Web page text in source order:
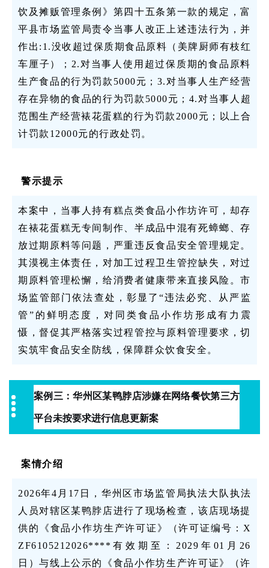
饮及摊贩管理条例》第四十五条第一款的规定，富
平县市场监管局责令当事人改正上述违法行为，并
作出:1.没收超过保质期食品原料（美牌厨师有枝红
车厘子）；2.对当事人使用超过保质期的食品原料
生产食品的行为罚款5000元；3.对当事人生产经营
存在异物的食品的行为罚款5000元；4.对当事人超
范围生产经营裱花蛋糕的行为罚款2000元；以上合
计罚款12000元的行政处罚。
警示提示
本案中，当事人持有糕点类食品小作坊许可，却存
在裱花蛋糕无专间制作、半成品中混有死蟑螂、存
放过期原料等问题，严重违反食品安全管理规定。
其漠视主体责任，对加工过程卫生管控缺失，对过
期原料管理松懈，给消费者健康带来直接风险。市
场监管部门依法查处，彰显了“违法必究、从严监
管”的鲜明态度，对同类食品小作坊形成有力震
慑，督促其严格落实过程管控与原料管理要求，切
实筑牢食品安全防线，保障群众饮食安全。
案例三：华州区某鸭脖店涉嫌在网络餐饮第三方
平台未按要求进行信息更新案
案情介绍
2026年4月17日，华州区市场监管局执法大队执法
人员对辖区某鸭脖店进行了现场检查，该店现场提
供的《食品小作坊生产许可证》（许可证编号：X
ZF6105212026****有效期至：2029年01月26
日）与线上公示的《食品小作坊生产许可证》（许